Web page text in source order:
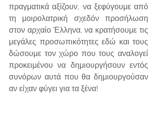
πραγματικά αξίζουν, να ξεφύγουμε από
τη μοιρολατρική σχεδόν προσήλωση
στον αρχαίο Έλληνα, να κρατήσουμε τις
μεγάλες προσωπικότητες εδώ και τους
δώσουμε τον χώρο που τους αναλογεί
προκειμένου να δημιουργήσουν εντός
συνόρων αυτά που θα δημιουργούσαν
αν είχαν φύγει για τα ξένα!